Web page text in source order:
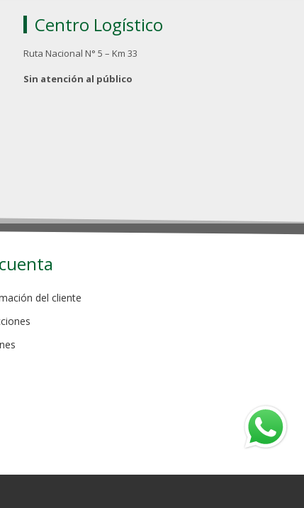
Centro Logístico
Ruta Nacional N° 5 – Km 33
Sin atención al público
del cliente